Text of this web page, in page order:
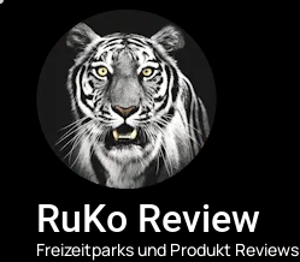
content
RuKo Review
Freizeitparks und Produkt Reviews